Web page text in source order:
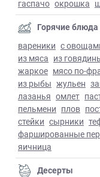
гаспачо окрошка
Горячие блюда
вареники с
из мяса из
жаркое мясо по-
из рыбы жульен
лазанья омлет
пельмени плов
стейки сырники
фаршированные
яичница
Десерты